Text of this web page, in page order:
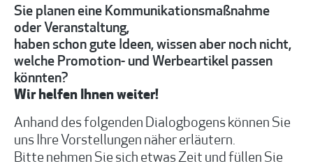
Sie planen eine Kommunikationsmaßnahme
oder Veranstaltung,
haben schon gute Ideen, wissen aber noch nicht,
welche Promotion- und Werbeartikel passen
könnten?
Wir helfen Ihnen weiter!
Anhand des folgenden Dialogbogens können Sie
uns Ihre Vorstellungen näher erläutern.
Bitte nehmen Sie sich etwas Zeit und füllen Sie